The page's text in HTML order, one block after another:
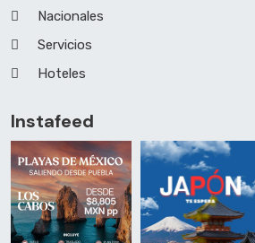
Nacionales
Servicios
Hoteles
Instafeed